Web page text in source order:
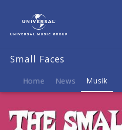
Musik
Itchycoo
Small Faces
Home News Musik